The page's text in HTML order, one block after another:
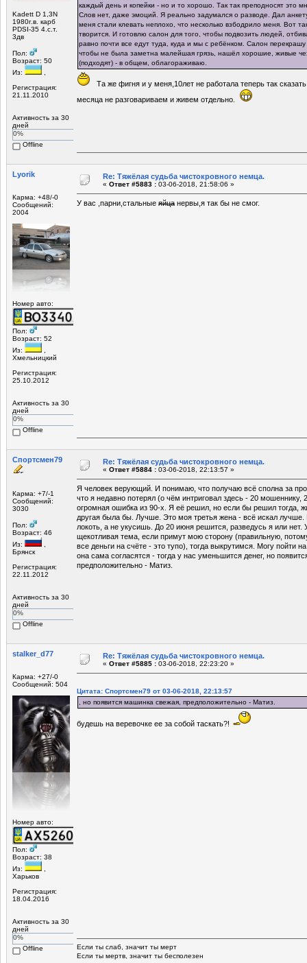
Kadett D 1,3N
1980г.в. карб
PDSI-35 4.с.т.
3дв
Пол:
Возраст: 50
Из:
Регистрация:
21.11.2010
Активность за 30
дней
0%
Offline
каждый день и копейки - но и то хорошо. Так так преподносят это
Слов нет, даже эмоций. Я реально задумался о разводе. Дал
меня стали клевать неплохо, что несколько взбодрило меня. Вот
творится. И готовлю салон для того, чтобы подвозить людей,
равно почти все едут туда, куда и мы с ребёнком. Салон
чтобы не была заметна малейшая грязь, нашёл хорошие, живые
(подходят) - в общем, облагораживаю.
Та же фигня и у меня,10лет не работала теперь так
месяца не разговариваем и живем отдельно.
Lyorik
Карма: +48/-0
Сообщений:
2004
Номер авто:
Пол:
Возраст: 52
Из:
,
Хмельницкий
Регистрация:
25.10.2012
Активность за 30
дней
0%
Offline
Re: Тяжёлая судьба чистокровного немца.
« Ответ #5883 : 03-06-2018, 21:58:06 »
У вас ,парни,стальные яйца нервы,я так бы не смог.
Спортсмен79
Карма: +7/-1
Сообщений:
3030
Пол:
Возраст: 46
Из:
Брянск
Регистрация:
22.11.2012
Активность за 30
дней
0%
Offline
Re: Тяжёлая судьба чистокровного немца.
« Ответ #5884 : 03-06-2018, 22:13:57 »
Я человек верующий. И понимаю, что получаю всё сполна за
что я недавно потерял (о чём интриговал здесь - 20 мошеннику,
огромная ошибка из 90-х. Я её решил, но если бы решил тогда,
другая была бы. Лучше. Это моя третья жена - всё искал лучше.
локоть, а не укусишь. До 20 июня решится, разведусь я или нет.
щекотливая тема, если примут мою сторону (правильную,
все деньги на счёте - это тупо), тогда выкрутимся. Могу пойти
она сама согласятся - тогда у нас уменьшится денег, но
предположительно - Матиз.
stalker_d77
Карма: +27/-0
Сообщений: 504
Номер авто:
Пол:
Возраст: 38
Из:
,
Харьков
Регистрация:
18.04.2016
Активность за 30
дней
0%
Offline
Re: Тяжёлая судьба чистокровного немца.
« Ответ #5885 : 03-06-2018, 22:23:20 »
Цитата: Спортсмен79 от 03-06-2018, 22:13:57
, но появится машинка свежая, предположительно - Матиз.
будешь на веревочке ее за собой таскать?!
Если ты слаб, значит ты мерт
Если ты мертв, значит ты бесполезен